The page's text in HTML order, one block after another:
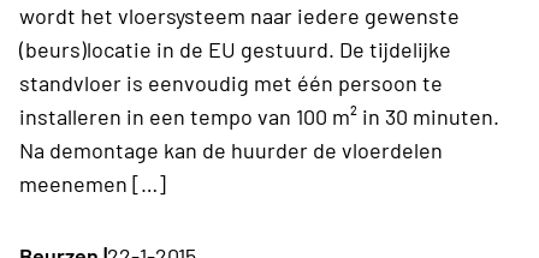
wordt het vloersysteem naar iedere gewenste
(beurs)locatie in de EU gestuurd. De tijdelijke
standvloer is eenvoudig met één persoon te
installeren in een tempo van 100 m² in 30 minuten.
Na demontage kan de huurder de vloerdelen
meenemen […]